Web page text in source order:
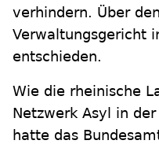
verhindern. Über
Verwaltungsgericht
entschieden.
Wie die rheinische
Netzwerk Asyl in
hatte das